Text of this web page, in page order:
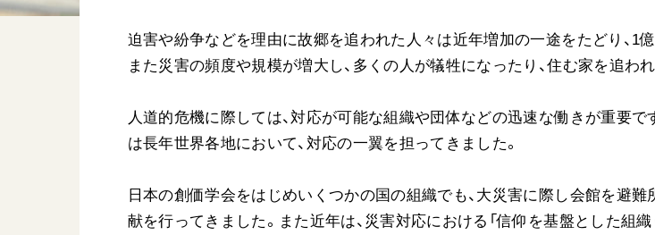
世界の創価学会の歴史
座談会御書ｅ講義
小説『新・人間革命』『人間革命』
御書検索［新版］
聖教ブックストア
soka youth media
SGIピースサイト
ご利用にあたって
迫害や紛争などを理由に故郷を追われた人々は近年増加の一途をたどり、1
また災害の頻度や規模が増大し、多くの人が犠牲になったり、住む家を追わ
人道的危機に際しては、対応が可能な組織や団体などの迅速な働きが重要で
は長年世界各地において、対応の一翼を担ってきました。
日本の創価学会をはじめいくつかの国の組織でも、大災害に際し会館を避
献を行ってきました。また近年は、災害対応における「信仰を基盤とした組織